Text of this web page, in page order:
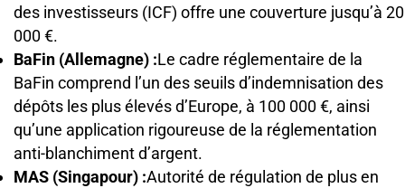
des investisseurs (ICF) offre une couverture jusqu’à 20
000 €.
BaFin (Allemagne) :Le cadre réglementaire de la
BaFin comprend l’un des seuils d’indemnisation des
dépôts les plus élevés d’Europe, à 100 000 €, ainsi
qu’une application rigoureuse de la réglementation
anti-blanchiment d’argent.
MAS (Singapour) :Autorité de régulation de plus en